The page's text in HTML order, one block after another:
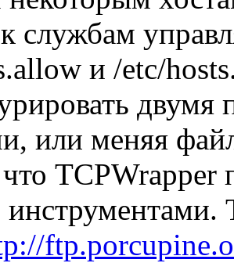
службам
и /etc/
двумя
или меняя
TCPWrapper